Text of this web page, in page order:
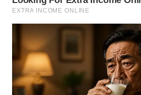
WN
KARO
WN
SIMALUNGUN
WN